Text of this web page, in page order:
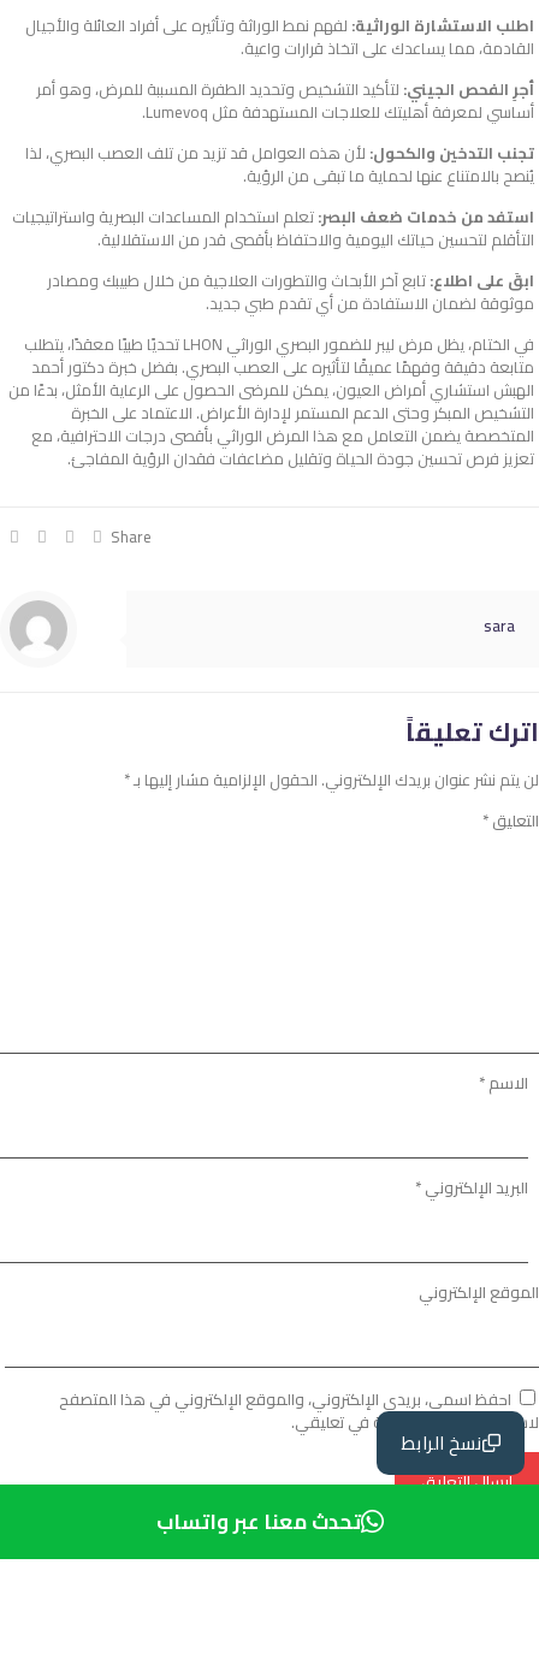
نسخ الرابط
تحدث معنا عبر واتساب
اطلب الاستشارة الوراثية: لفهم نمط الوراثة وتأثيره على أفراد العائلة والأجيال
القادمة، مما يساعدك على اتخاذ قرارات واعية.
أجرِ الفحص الجيني: لتأكيد التشخيص وتحديد الطفرة المسببة للمرض، وهو أمر
أساسي لمعرفة أهليتك للعلاجات المستهدفة مثل Lumevoq.
تجنب التدخين والكحول: لأن هذه العوامل قد تزيد من تلف العصب البصري، لذا
يُنصح بالامتناع عنها لحماية ما تبقى من الرؤية.
استفد من خدمات ضعف البصر:تعلم استخدام المساعدات البصرية واستراتيجيات
التأقلم لتحسين حياتك اليومية والاحتفاظ بأقصى قدر من الاستقلالية.
ابقَ على اطلاع:تابع آخر الأبحاث والتطورات العلاجية من خلال طبيبك ومصادر
موثوقة لضمان الاستفادة من أي تقدم طبي جديد.
في الختام، يظل مرض ليبر للضمور البصري الوراثي LHON تحديًا طبيًا معقدًا، يتطلب
متابعة دقيقة وفهمًا عميقًا لتأثيره على العصب البصري. بفضل خبرة دكتور أحمد
الهبش استشاري أمراض العيون، يمكن للمرضى الحصول على الرعاية الأمثل، بدءًا من
التشخيص المبكر وحتى الدعم المستمر لإدارة الأعراض. الاعتماد على الخبرة
المتخصصة يضمن التعامل مع هذا المرض الوراثي بأقصى درجات الاحترافية، مع
تعزيز فرص تحسين جودة الحياة وتقليل مضاعفات فقدان الرؤية المفاجئ.
Share
sara
اترك تعليقاً
لن يتم نشر عنوان بريدك الإلكتروني. الحقول الإلزامية مشار إليها بـ*
التعليق*
الاسم*
البريد الإلكتروني*
الموقع الإلكتروني
احفظ اسمي، بريدي الإلكتروني، والموقع الإلكتروني في هذا المتصفح
لاستخدامها المرة المقبلة في تعليقي.